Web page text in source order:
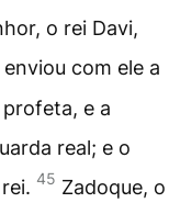
o rei Davi,
enviou com ele a
e a
real; e o
45 Zadoque, o